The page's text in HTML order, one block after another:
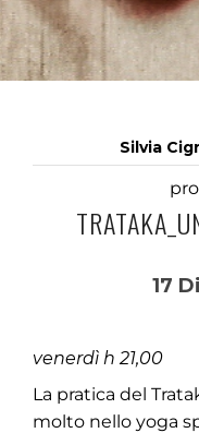
Silvia
17
venerdì h 21,00
La pratica del
molto nello yoga